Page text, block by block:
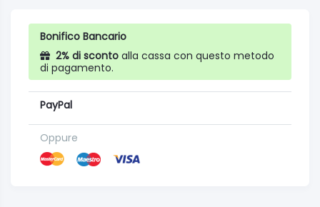
Bonifico Bancario
2% di sconto alla cassa con questo metodo
di pagamento.
PayPal
Oppure